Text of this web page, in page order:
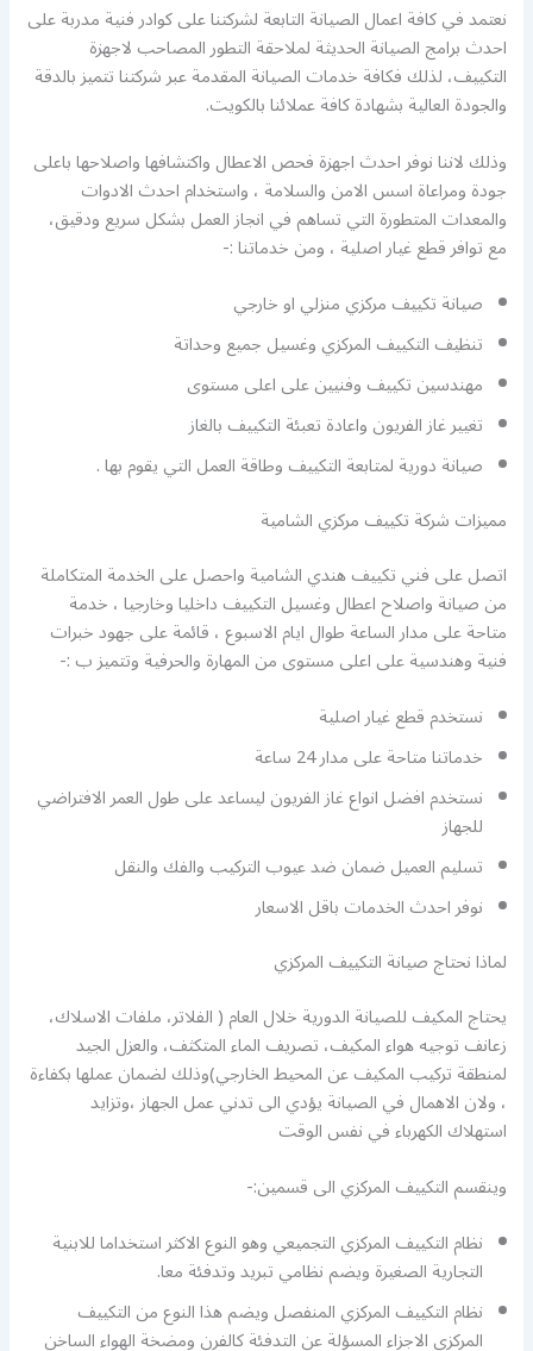
نعتمد في كافة اعمال الصيانة التابعة لشركتنا على كوادر فنية مدربة على
احدث برامج الصيانة الحديثة لملاحقة التطور المصاحب لاجهزة
التكييف، لذلك فكافة خدمات الصيانة المقدمة عبر شركتنا تتميز بالدقة
والجودة العالية بشهادة كافة عملائنا بالكويت.
وذلك لاننا نوفر احدث اجهزة فحص الاعطال واكتشافها واصلاحها باعلى
جودة ومراعاة اسس الامن والسلامة ، واستخدام احدث الادوات
والمعدات المتطورة التي تساهم في انجاز العمل بشكل سريع ودقيق،
مع توافر قطع غيار اصلية ، ومن خدماتنا :-
صيانة تكييف مركزي منزلي او خارجي
تنظيف التكييف المركزي وغسيل جميع وحداتة
مهندسين تكييف وفنيين على اعلى مستوى
تغيير غاز الفريون واعادة تعبئة التكييف بالغاز
صيانة دورية لمتابعة التكييف وطاقة العمل التي يقوم بها .
مميزات شركة تكييف مركزي الشامية
اتصل على فني تكييف هندي الشامية واحصل على الخدمة المتكاملة
من صيانة واصلاح اعطال وغسيل التكييف داخليا وخارجيا ، خدمة
متاحة على مدار الساعة طوال ايام الاسبوع ، قائمة على جهود خبرات
فنية وهندسية على اعلى مستوى من المهارة والحرفية وتتميز ب :-
نستخدم قطع غيار اصلية
خدماتنا متاحة على مدار 24 ساعة
نستخدم افضل انواع غاز الفريون ليساعد على طول العمر الافتراضي
للجهاز
تسليم العميل ضمان ضد عيوب التركيب والفك والنقل
نوفر احدث الخدمات باقل الاسعار
لماذا نحتاج صيانة التكييف المركزي
يحتاج المكيف للصيانة الدورية خلال العام ( الفلاتر، ملفات الاسلاك،
زعانف توجيه هواء المكيف، تصريف الماء المتكثف، والعزل الجيد
لمنطقة تركيب المكيف عن المحيط الخارجي)وذلك لضمان عملها بكفاءة
، ولان الاهمال في الصيانة يؤدي الى تدني عمل الجهاز ،وتزايد
استهلاك الكهرباء في نفس الوقت
وينقسم التكييف المركزي الى قسمين:-
نظام التكييف المركزي التجميعي وهو النوع الاكثر استخداما للابنية
التجارية الصغيرة ويضم نظامي تبريد وتدفئة معا.
نظام التكييف المركزي المنفصل ويضم هذا النوع من التكييف
المركزي الاجزاء المسؤلة عن التدفئة كالفرن ومضخة الهواء الساخن